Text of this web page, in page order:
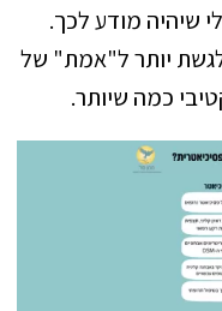
שיהיה מודע לכך.
יותר ל"אמת" של
כמה שיותר.